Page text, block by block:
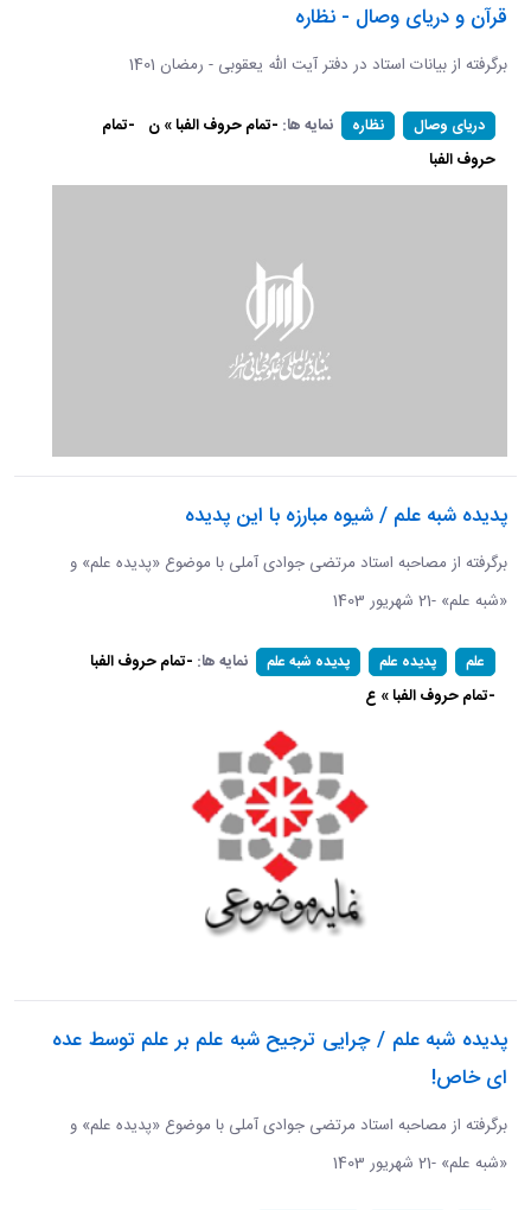
قرآن و دریای وصال - نظاره
برگرفته از بیانات استاد در دفتر آیت الله یعقوبی - رمضان 1401
دریای وصال نظاره نمایه ها: -تمام حروف الفبا » ن -تمام
حروف الفبا
پدیده شبه علم / شیوه مبارزه با این پدیده
برگرفته از مصاحبه استاد مرتضی جوادی آملی با موضوع «پدیده علم» و
«شبه علم» -21 شهریور 1403
علم پدیده علم پدیده شبه علم نمایه ها: -تمام حروف الفبا
-تمام حروف الفبا » ع
پدیده شبه علم / چرایی ترجیح شبه علم بر علم توسط عده
ای خاص!
برگرفته از مصاحبه استاد مرتضی جوادی آملی با موضوع «پدیده علم» و
«شبه علم» -21 شهریور 1403